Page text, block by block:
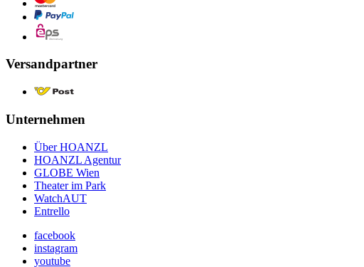
Versandpartner
Unternehmen
Über HOANZL
HOANZL Agentur
GLOBE Wien
Theater im Park
WatchAUT
Entrello
facebook
instagram
youtube